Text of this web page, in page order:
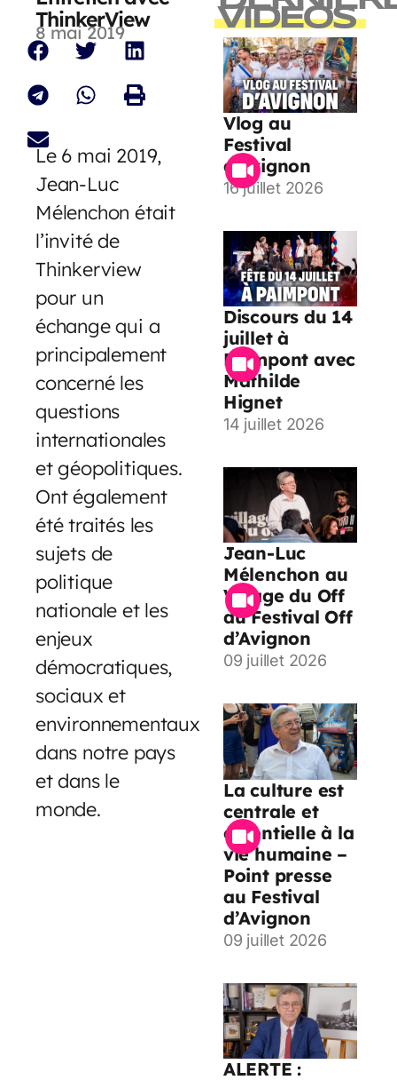
ThinkerView
8 mai 2019
Le 6 mai 2019,
Jean-Luc
Mélenchon était
l’invité de
Thinkerview
pour un
échange qui a
principalement
concerné les
questions
internationales
et géopolitiques.
Ont également
été traités les
sujets de
politique
nationale et les
enjeux
démocratiques,
sociaux et
environnementaux
dans notre pays
et dans le
monde.
VIDEOS
Vlog au
Festival
d’Avignon
16 juillet 2026
Discours du 14
juillet à
Paimpont avec
Mathilde
Hignet
14 juillet 2026
Jean-Luc
Mélenchon au
Village du Off
du Festival Off
d’Avignon
09 juillet 2026
La culture est
centrale et
essentielle à la
vie humaine –
Point presse
au Festival
d’Avignon
09 juillet 2026
ALERTE :